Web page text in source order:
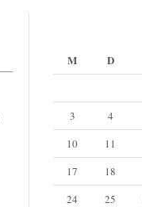
M D
3
4
10
11
17
18
24
25